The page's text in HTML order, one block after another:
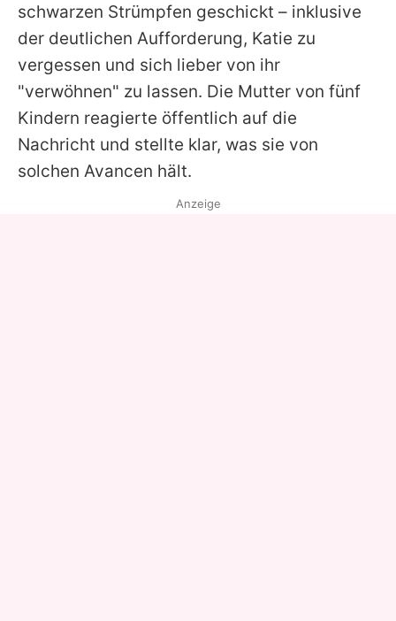
Utiq verwalten
schwarzen Strümpfen geschickt – inklusive
der deutlichen Aufforderung, Katie zu
vergessen und sich lieber von ihr
"verwöhnen" zu lassen. Die Mutter von fünf
Kindern reagierte öffentlich auf die
Nachricht und stellte klar, was sie von
solchen Avancen hält.
Anzeige